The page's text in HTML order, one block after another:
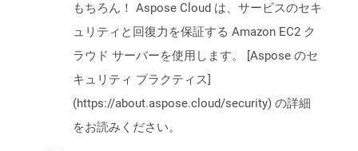
もちろん！ Aspose Cloud は、サービスのセキ
ュリティと回復力を保証する Amazon EC2 ク
ラウド サーバーを使用します。 [Aspose のセ
キュリティ プラクティス]
(https://about.aspose.cloud/security) の詳細
をお読みください。